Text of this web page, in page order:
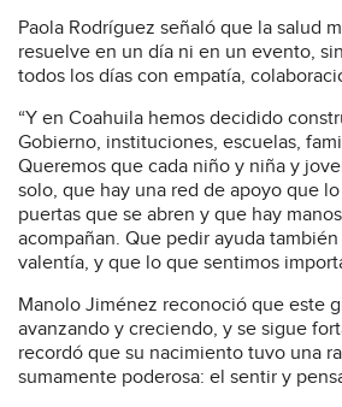
Paola Rodríguez señaló que la salud
resuelve en un día ni en un evento,
todos los días con empatía,
“Y en Coahuila hemos decidido
Gobierno, instituciones, escuelas,
Queremos que cada niño y niña y
solo, que hay una red de apoyo que
puertas que se abren y que hay
acompañan. Que pedir ayuda
valentía, y que lo que sentimos
Manolo Jiménez reconoció que este
avanzando y creciendo, y se sigue
recordó que su nacimiento tuvo una
sumamente poderosa: el sentir y